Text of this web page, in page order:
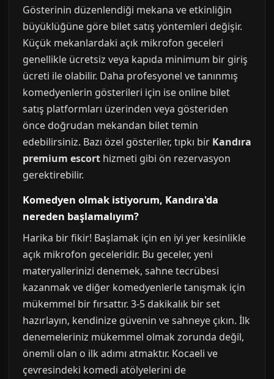
Gösterinin düzenlendiği mekana ve etkinliğin
büyüklüğüne göre bilet satış yöntemleri değişir.
Küçük mekanlardaki açık mikrofon geceleri
genellikle ücretsiz veya kapıda minimum bir giriş
ücreti ile olabilir. Daha profesyonel ve tanınmış
komedyenlerin gösterileri için ise online bilet
satış platformları üzerinden veya gösteriden
önce doğrudan mekandan bilet temin
edebilirsiniz. Bazı özel gösteriler, tıpkı bir Kandıra
premium escort hizmeti gibi ön rezervasyon
gerektirebilir.
Komedyen olmak istiyorum, Kandıra'da
nereden başlamalıyım?
Harika bir fikir! Başlamak için en iyi yer kesinlikle
açık mikrofon geceleridir. Bu geceler, yeni
materyallerinizi denemek, sahne tecrübesi
kazanmak ve diğer komedyenlerle tanışmak için
mükemmel bir fırsattır. 3-5 dakikalık bir set
hazırlayın, kendinize güvenin ve sahneye çıkın. İlk
denemeleriniz mükemmel olmak zorunda değil,
önemli olan o ilk adımı atmaktır. Kocaeli ve
çevresindeki komedi atölyelerini de